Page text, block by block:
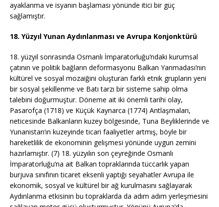
ayaklanma ve isyanın başlaması yönünde itici bir güç
sağlamıştır.
18. Yüzyıl Yunan Aydınlanması ve Avrupa Konjonktürü
18. yüzyıl sonrasında Osmanlı İmparatorluğu’ndaki kurumsal
çatının ve politik bağların deformasyonu Balkan Yarımadası’nın
kültürel ve sosyal mozaiğini oluşturan farklı etnik grupların yeni
bir sosyal şekillenme ve Batı tarzı bir sisteme sahip olma
talebini doğurmuştur. Döneme ait iki önemli tarihi olay,
Pasarofça (1718) ve Küçük Kaynarca (1774) Antlaşmaları,
neticesinde Balkanların kuzey bölgesinde, Tuna Beyliklerinde ve
Yunanistan’ın kuzeyinde ticari faaliyetler artmış, böyle bir
hareketlilik de ekonominin gelişmesi yönünde uygun zemini
hazırlamıştır. (7) 18. yüzyılın son çeyreğinde Osmanlı
İmparatorluğu’na ait Balkan topraklarında tüccarlık yapan
burjuva sınıfının ticaret eksenli yaptığı seyahatler Avrupa ile
ekonomik, sosyal ve kültürel bir ağ kurulmasını sağlayarak
Aydınlanma etkisinin bu topraklarda da adım adım yerleşmesini